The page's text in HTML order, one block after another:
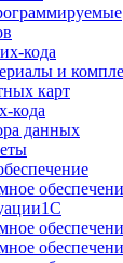
кода
и
карт
кода
данных